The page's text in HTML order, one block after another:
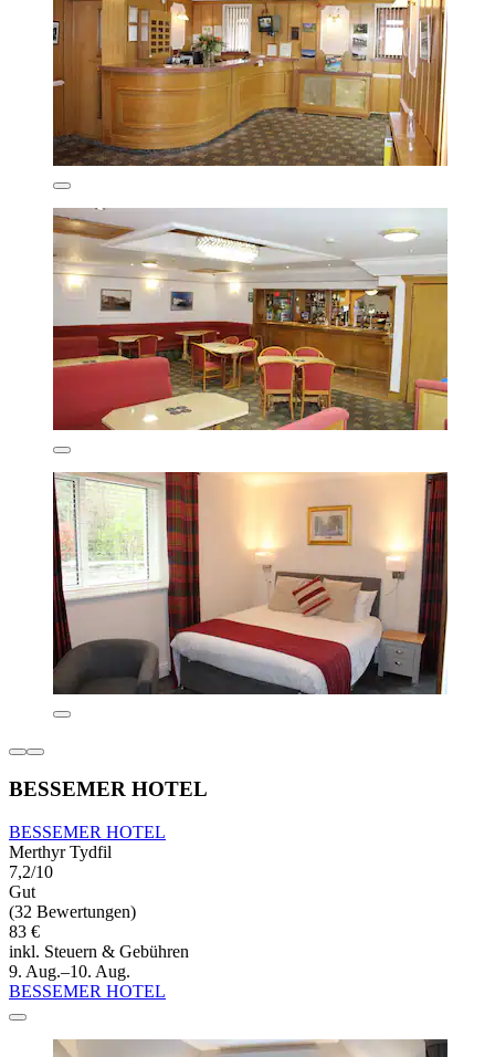
BESSEMER HOTEL
BESSEMER HOTEL
Merthyr Tydfil
7,2/10
Gut
(32 Bewertungen)
83 €
inkl. Steuern & Gebühren
9. Aug.–10. Aug.
BESSEMER HOTEL